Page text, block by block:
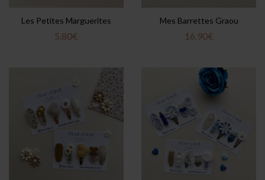
Les Petites Marguerites
5.80€
Mes Barrettes Graou
16.90€